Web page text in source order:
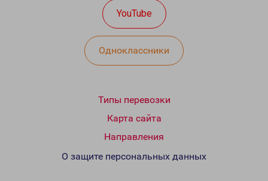
YouTube
Одноклассники
Типы перевозки
Карта сайта
Направления
О защите персональных данных